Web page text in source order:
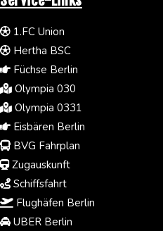
1.FC Union
Hertha BSC
Füchse Berlin
Olympia 030
Olympia 0331
Eisbären Berlin
BVG Fahrplan
Zugauskunft
Schiffsfahrt
Flughäfen Berlin
UBER Berlin